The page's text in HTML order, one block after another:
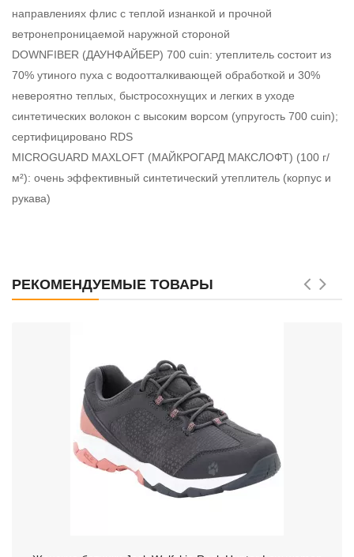
направлениях флис с теплой изнанкой и прочной
ветронепроницаемой наружной стороной
DOWNFIBER (ДАУНФАЙБЕР) 700 cuin: утеплитель состоит из
70% утиного пуха с водоотталкивающей обработкой и 30%
невероятно теплых, быстросохнущих и легких в уходе
синтетических волокон с высоким ворсом (упругость 700 cuin);
сертифицировано RDS
MICROGUARD MAXLOFT (МАЙКРОГАРД МАКСЛОФТ) (100 г/
м²): очень эффективный синтетический утеплитель (корпус и
рукава)
РЕКОМЕНДУЕМЫЕ ТОВАРЫ